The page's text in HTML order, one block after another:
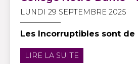
LUNDI 29 SEPTEMBRE 2025
Les Incorruptibles sont de
LIRE LA SUITE